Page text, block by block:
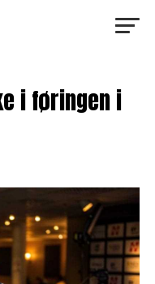
i føringen i